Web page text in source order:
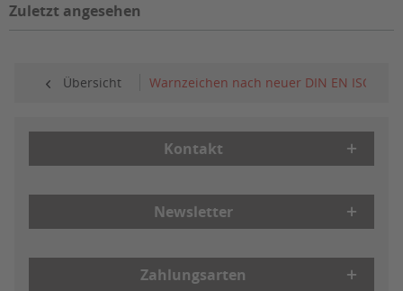
Zuletzt angesehen
Übersicht Warnzeichen nach neuer DIN EN ISO
Kontakt
Newsletter
Zahlungsarten